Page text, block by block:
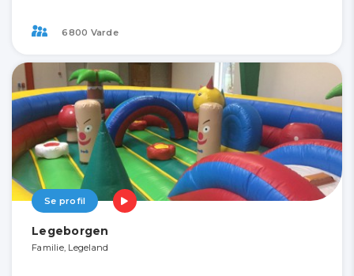
6800 Varde
Se profil
Legeborgen
Familie, Legeland